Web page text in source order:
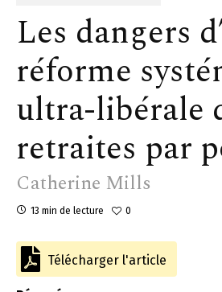
Les dangers
réforme
ultra-libérale
retraites par
Catherine Mills
13 min de lecture 0
Télécharger l'article